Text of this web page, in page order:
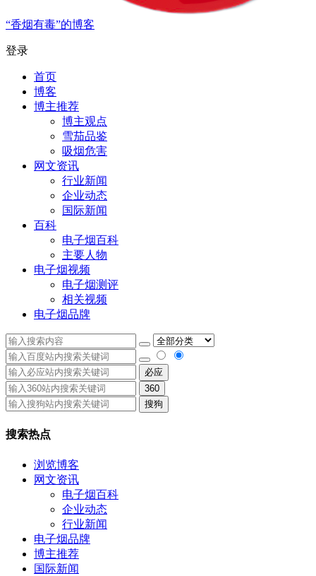
“香烟有毒”的博客
登录
首页
博客
博主推荐
博主观点
雪茄品鉴
吸烟危害
网文资讯
行业新闻
企业动态
国际新闻
百科
电子烟百科
主要人物
电子烟视频
电子烟测评
相关视频
电子烟品牌
必应
360
搜狗
搜索热点
浏览博客
网文资讯
电子烟百科
企业动态
行业新闻
电子烟品牌
博主推荐
国际新闻